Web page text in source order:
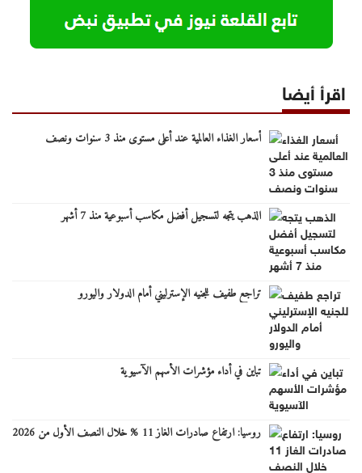
اقرأ أيضا
أسعار الغذاء العالمية عند أعلى مستوى منذ 3 سنوات ونصف
الذهب يتجه لتسجيل أفضل مكاسب أسبوعية منذ 7 أشهر
تراجع طفيف للجنيه الإسترليني أمام الدولار واليورو
تباين في أداء مؤشرات الأسهم الآسيوية
روسيا: ارتفاع صادرات الغاز 11 % خلال النصف الأول من 2026